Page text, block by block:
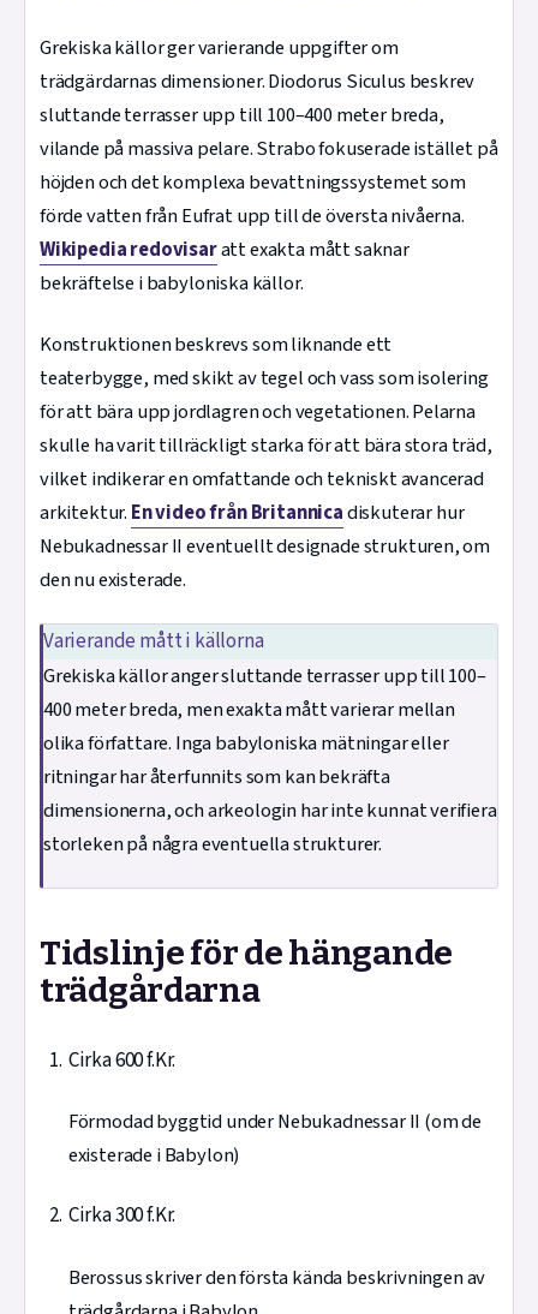
Grekiska källor ger varierande uppgifter om
trädgärdarnas dimensioner. Diodorus Siculus beskrev
sluttande terrasser upp till 100–400 meter breda,
vilande på massiva pelare. Strabo fokuserade istället på
höjden och det komplexa bevattningssystemet som
förde vatten från Eufrat upp till de översta nivåerna.
Wikipedia redovisaratt exakta mått saknar
bekräftelse i babyloniska källor.
Konstruktionen beskrevs som liknande ett
teaterbygge, med skikt av tegel och vass som isolering
för att bära upp jordlagren och vegetationen. Pelarna
skulle ha varit tillräckligt starka för att bära stora träd,
vilket indikerar en omfattande och tekniskt avancerad
arkitektur. En video från Britannicadiskuterar hur
Nebukadnessar II eventuellt designade strukturen, om
den nu existerade.
Varierande mått i källorna
Grekiska källor anger sluttande terrasser upp till 100–
400 meter breda, men exakta mått varierar mellan
olika författare. Inga babyloniska mätningar eller
ritningar har återfunnits som kan bekräfta
dimensionerna, och arkeologin har inte kunnat verifiera
storleken på några eventuella strukturer.
Tidslinje för de hängande
trädgårdarna
Cirka 600 f.Kr.
Förmodad byggtid under Nebukadnessar II (om de
existerade i Babylon)
Cirka 300 f.Kr.
Berossus skriver den första kända beskrivningen av